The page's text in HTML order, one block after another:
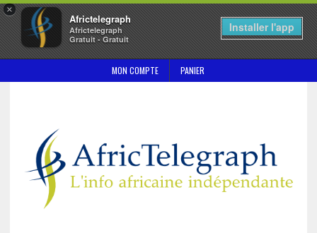
×
Africtelegraph
Africtelegraph
Gratuit - Gratuit
Installer l'app
MON COMPTE PANIER